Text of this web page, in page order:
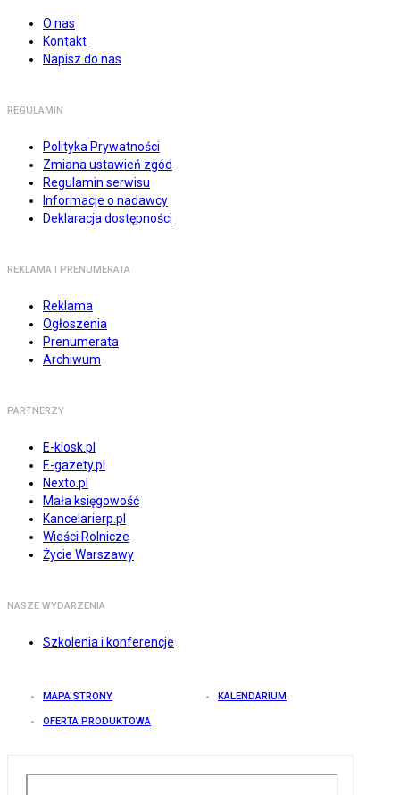
O nas
Kontakt
Napisz do nas
REGULAMIN
Polityka Prywatności
Zmiana ustawień zgód
Regulamin serwisu
Informacje o nadawcy
Deklaracja dostępności
REKLAMA I PRENUMERATA
Reklama
Ogłoszenia
Prenumerata
Archiwum
PARTNERZY
E-kiosk.pl
E-gazety.pl
Nexto.pl
Mała księgowość
Kancelarierp.pl
Wieści Rolnicze
Życie Warszawy
NASZE WYDARZENIA
Szkolenia i konferencje
MAPA STRONY KALENDARIUM
OFERTA PRODUKTOWA